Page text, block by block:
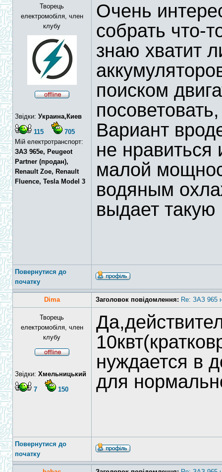
Творець
електромобіля, член
клубу
Звідки: Украина,Киев
115
705
Мій електротранспорт:
ЗАЗ 965e, Peugeot
Partner (продан),
Renault Zoe, Renault
Fluence, Tesla Model 3
Очень
собрать что-
знаю хватит
поиском
Вариант
не нравиться
малой
водяным
выдает
Повернутися до
початку
Dima Заголовок повідомлення: Re: ЗАЗ 965
Творець
електромобіля, член
клубу
Звідки: Хмельницький
7 150
нуждается в
для
Повернутися до
початку